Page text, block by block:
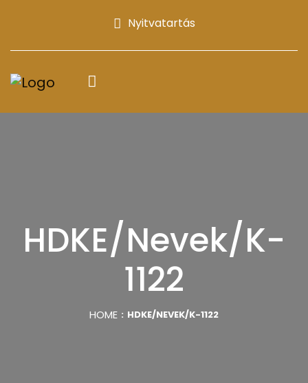
Nyitvatartás
HDKE/Nevek/K-
1122
HOME HDKE/NEVEK/K-1122